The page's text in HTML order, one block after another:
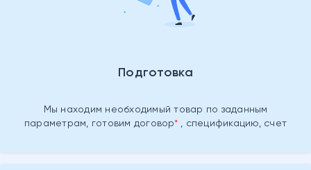
Подготовка
Мы находим необходимый товар по заданным
параметрам, готовим договор , спецификацию, счет